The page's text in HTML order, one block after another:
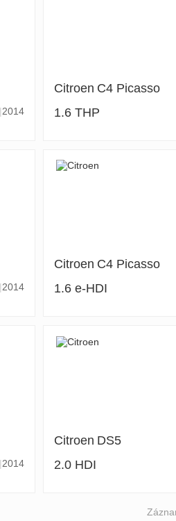
2014
Citroen C4 Picasso
1.6 THP
2014
Citroen C4 Picasso
1.6 e-HDI
2014
Citroen DS5
2.0 HDI